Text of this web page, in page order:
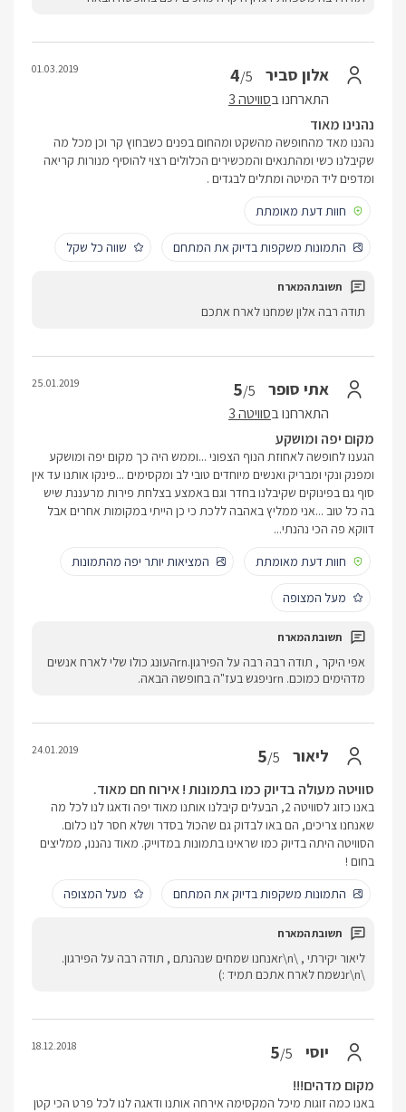
אלון סביר 4/5
התארחנו בסוויטה 3
01.03.2019
נהנינו מאוד
נהננו מאד מהחופשה מהשקט ומהחום בפנים כשבחוץ קר וכן מכל מה
שקיבלנו כשי ומהתנאים והמכשירים הכלולים רצוי להוסיף מנורות קריאה
ומדפים ליד המיטה ומתלים לבגדים .
חוות דעת מאומתת
התמונות משקפות בדיוק את המתחם שווה כל שקל
תודה רבה אלון שמחנו לארח אתכם
אתי סופר 5/5
התארחנו בסוויטה 3
25.01.2019
מקום יפה ומושקע
הגענו לחופשה לאחוזת הנוף הצפוני ...וממש היה כך מקום יפה ומושקע
ומפנק ונקי ומבריק ואנשים מיוחדים טובי לב ומקסימים ...פינקו אותנו עד אין
סוף גם בפינוקים שקיבלנו בחדר וגם באמצע בצלחת פירות מרעננת שיש
בה כל טוב ...אני ממליץ באהבה ללכת כי כן הייתי במקומות אחרים אבל
דווקא פה הכי נהנתי...
חוות דעת מאומתת
המציאות יותר יפה מהתמונות
מעל המצופה
אפי היקר , תודה רבה רבה על הפירגון.rnהעונג כולו שלי לארח אנשים
מדהימים כמוכם. rnניפגש בעז"ה בחופשה הבאה.
ליאור 5/5
24.01.2019
סוויטה מעולה בדיוק כמו בתמונות ! אירוח חם מאוד.
באנו כזוג לסוויטה 2, הבעלים קיבלנו אותנו מאוד יפה ודאגו לנו לכל מה
שאנחנו צריכים, הם באו לבדוק גם שהכול בסדר ושלא חסר לנו כלום.
הסוויטה היתה בדיוק כמו שראינו בתמונות במדוייק. מאוד נהננו, ממליצים
בחום !
התמונות משקפות בדיוק את המתחם
מעל המצופה
ליאור יקירתי , \r\nאנחנו שמחים שנהנתם , תודה רבה על הפירגון.
\r\nנשמח לארח אתכם תמיד :)
יוסי 5/5
18.12.2018
מקום מדהים!!!
באנו כמה זוגות מיכל המקסימה אירחה אותנו ודאגה לנו לכל פרט הכי קטן